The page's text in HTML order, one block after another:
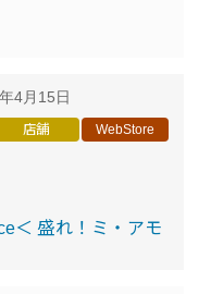
4月15日
＜ 盛れ！ミ・アモ
店舗 WebStore